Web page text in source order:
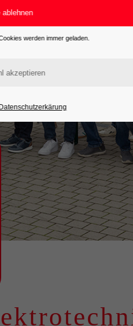
-
werden immer geladen.
Datenschutzerkärung